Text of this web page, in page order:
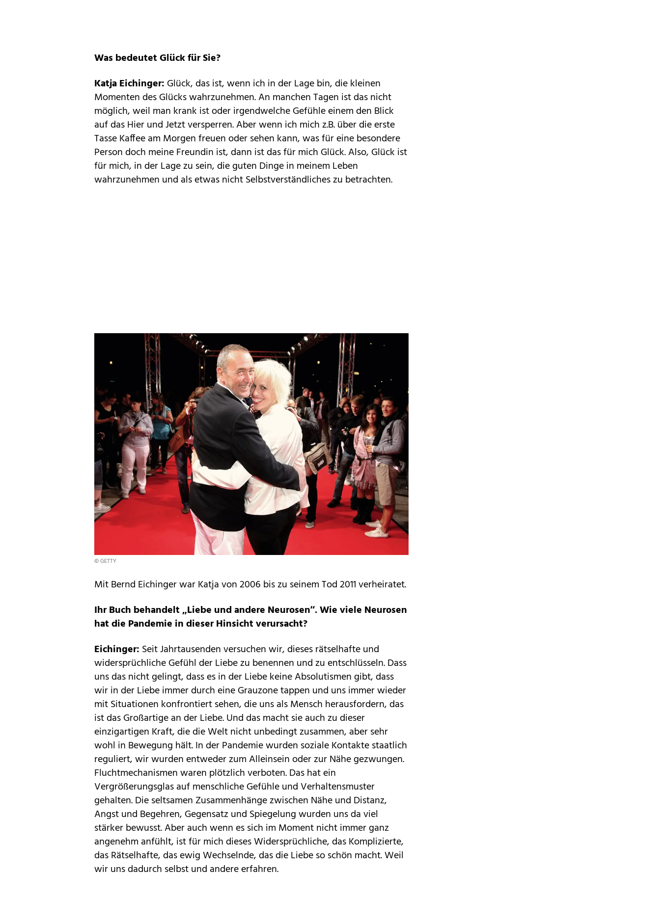
Was bedeutet Glück für Sie?
Katja Eichinger: Glück, das ist, wenn ich in der Lage bin, die kleinen
Momenten des Glücks wahrzunehmen. An manchen Tagen ist das nicht
möglich, weil man krank ist oder irgendwelche Gefühle einem den Blick
auf das Hier und Jetzt versperren. Aber wenn ich mich z.B. über die erste
Tasse Kaffee am Morgen freuen oder sehen kann, was für eine besondere
Person doch meine Freundin ist, dann ist das für mich Glück. Also, Glück ist
für mich, in der Lage zu sein, die guten Dinge in meinem Leben
wahrzunehmen und als etwas nicht Selbstverständliches zu betrachten.
© GETTY
Mit Bernd Eichinger war Katja von 2006 bis zu seinem Tod 2011 verheiratet.
Ihr Buch behandelt „Liebe und andere Neurosen“. Wie viele Neurosen
hat die Pandemie in dieser Hinsicht verursacht?
Eichinger: Seit Jahrtausenden versuchen wir, dieses rätselhafte und
widersprüchliche Gefühl der Liebe zu benennen und zu entschlüsseln. Dass
uns das nicht gelingt, dass es in der Liebe keine Absolutismen gibt, dass
wir in der Liebe immer durch eine Grauzone tappen und uns immer wieder
mit Situationen konfrontiert sehen, die uns als Mensch herausfordern, das
ist das Großartige an der Liebe. Und das macht sie auch zu dieser
einzigartigen Kraft, die die Welt nicht unbedingt zusammen, aber sehr
wohl in Bewegung hält. In der Pandemie wurden soziale Kontakte staatlich
reguliert, wir wurden entweder zum Alleinsein oder zur Nähe gezwungen.
Fluchtmechanismen waren plötzlich verboten. Das hat ein
Vergrößerungsglas auf menschliche Gefühle und Verhaltensmuster
gehalten. Die seltsamen Zusammenhänge zwischen Nähe und Distanz,
Angst und Begehren, Gegensatz und Spiegelung wurden uns da viel
stärker bewusst. Aber auch wenn es sich im Moment nicht immer ganz
angenehm anfühlt, ist für mich dieses Widersprüchliche, das Komplizierte,
das Rätselhafte, das ewig Wechselnde, das die Liebe so schön macht. Weil
wir uns dadurch selbst und andere erfahren.